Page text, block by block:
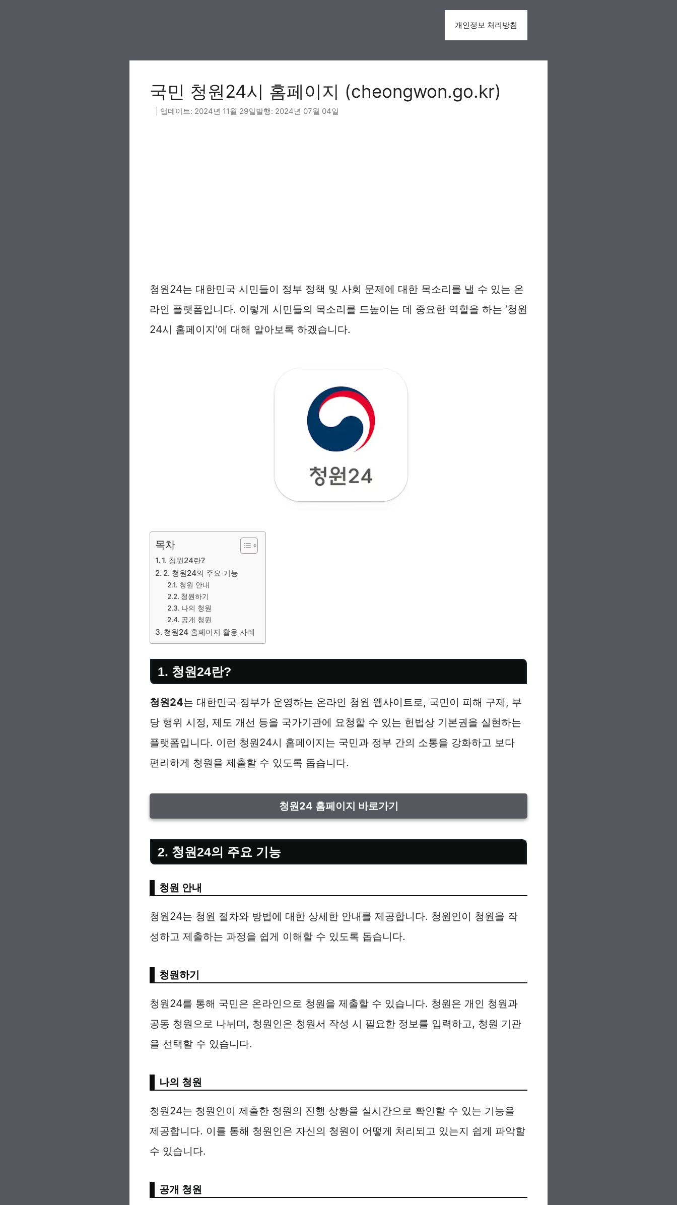
개인정보 처리방침
국민 청원24시 홈페이지 (cheongwon.go.kr)
2024년 11월 29일 2024년 07월 04일
청원24는 대한민국 시민들이 정부 정책 및 사회 문제에 대한 목소리를 낼 수 있는 온
라인 플랫폼입니다. 이렇게 시민들의 목소리를 드높이는 데 중요한 역할을 하는 ‘청원
24시 홈페이지’에 대해 알아보록 하겠습니다.
목차
1. 청원24란?
2. 청원24의 주요 기능
청원 안내
청원하기
나의 청원
공개 청원
청원24 홈페이지 활용 사례
1. 청원24란?
청원24는 대한민국 정부가 운영하는 온라인 청원 웹사이트로, 국민이 피해 구제, 부
당 행위 시정, 제도 개선 등을 국가기관에 요청할 수 있는 헌법상 기본권을 실현하는
플랫폼입니다. 이런 청원24시 홈페이지는 국민과 정부 간의 소통을 강화하고 보다
편리하게 청원을 제출할 수 있도록 돕습니다.
청원24 홈페이지 바로가기
2. 청원24의 주요 기능
청원 안내
청원24는 청원 절차와 방법에 대한 상세한 안내를 제공합니다. 청원인이 청원을 작
성하고 제출하는 과정을 쉽게 이해할 수 있도록 돕습니다.
청원하기
청원24를 통해 국민은 온라인으로 청원을 제출할 수 있습니다. 청원은 개인 청원과
공동 청원으로 나뉘며, 청원인은 청원서 작성 시 필요한 정보를 입력하고, 청원 기관
을 선택할 수 있습니다.
나의 청원
청원24는 청원인이 제출한 청원의 진행 상황을 실시간으로 확인할 수 있는 기능을
제공합니다. 이를 통해 청원인은 자신의 청원이 어떻게 처리되고 있는지 쉽게 파악할
수 있습니다.
공개 청원